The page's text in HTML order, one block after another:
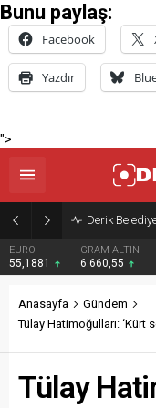
Bunu paylaş:
Facebook
Yazdır
">
EURO
55,1881
GRAM ALTIN
6.660,55
Anasayfa
Gündem
Tülay Hatimoğulları:
Tülay